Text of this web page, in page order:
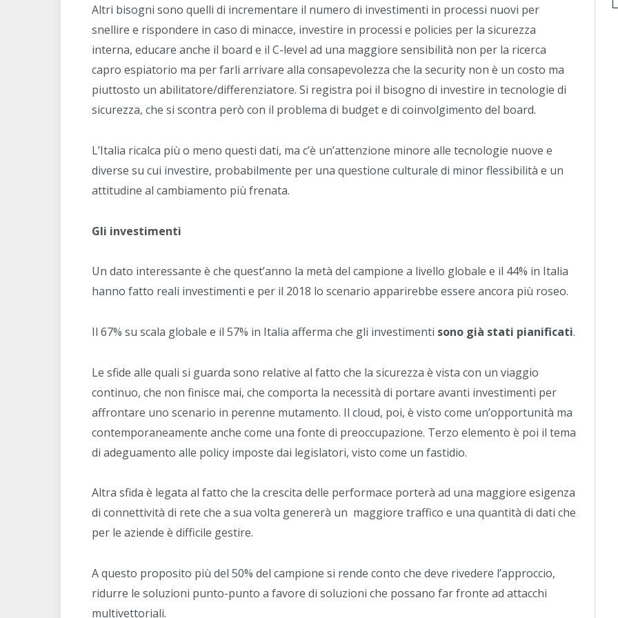
Altri bisogni sono quelli di incrementare il numero di investimenti in processi nuovi per
snellire e rispondere in caso di minacce, investire in processi e policies per la sicurezza
interna, educare anche il board e il C-level ad una maggiore sensibilità non per la ricerca
capro espiatorio ma per farli arrivare alla consapevolezza che la security non è un costo ma
piuttosto un abilitatore/differenziatore. Si registra poi il bisogno di investire in tecnologie di
sicurezza, che si scontra però con il problema di budget e di coinvolgimento del board.
L’Italia ricalca più o meno questi dati, ma c’è un’attenzione minore alle tecnologie nuove e
diverse su cui investire, probabilmente per una questione culturale di minor flessibilità e un
attitudine al cambiamento più frenata.
Gli investimenti
Un dato interessante è che quest’anno la metà del campione a livello globale e il 44% in Italia
hanno fatto reali investimenti e per il 2018 lo scenario apparirebbe essere ancora più roseo.
Il 67% su scala globale e il 57% in Italia afferma che gli investimenti sono già stati pianificati.
Le sfide alle quali si guarda sono relative al fatto che la sicurezza è vista con un viaggio
continuo, che non finisce mai, che comporta la necessità di portare avanti investimenti per
affrontare uno scenario in perenne mutamento. Il cloud, poi, è visto come un’opportunità ma
contemporaneamente anche come una fonte di preoccupazione. Terzo elemento è poi il tema
di adeguamento alle policy imposte dai legislatori, visto come un fastidio.
Altra sfida è legata al fatto che la crescita delle performace porterà ad una maggiore esigenza
di connettività di rete che a sua volta genererà un maggiore traffico e una quantità di dati che
per le aziende è difficile gestire.
A questo proposito più del 50% del campione si rende conto che deve rivedere l’approccio,
ridurre le soluzioni punto-punto a favore di soluzioni che possano far fronte ad attacchi
multivettoriali.